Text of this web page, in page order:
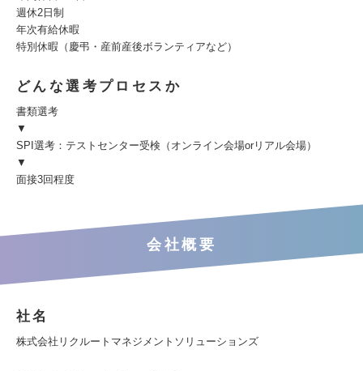
週休2日制
年次有給休暇
特別休暇（慶弔・産前産後ボランティアなど）
どんな選考プロセスか
書類選考
▼
SPI選考：テストセンター受検（オンライン会場orリアル会場）
▼
面接3回程度
会社概要
社名
株式会社リクルートマネジメントソリューションズ